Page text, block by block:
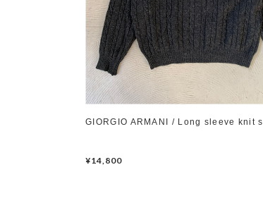
GIORGIO ARMANI / Long sleeve knit
¥14,800